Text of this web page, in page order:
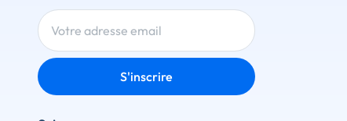
S'inscrire